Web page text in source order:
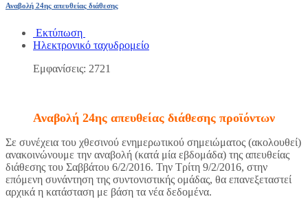
Αναβολή 24ης απευθείας διάθεσης
Εκτύπωση
Ηλεκτρονικό ταχυδρομείο
Εμφανίσεις: 2721
Αναβολή 24ης απευθείας διάθεσης προϊόντων
Σε συνέχεια του χθεσινού ενημερωτικού σημειώματος (ακολουθεί)
ανακοινώνουμε την αναβολή (κατά μία εβδομάδα) της απευθείας
διάθεσης του Σαββάτου 6/2/2016. Την Τρίτη 9/2/2016, στην
επόμενη συνάντηση της συντονιστικής ομάδας, θα επανεξεταστεί
αρχικά η κατάσταση με βάση τα νέα δεδομένα.